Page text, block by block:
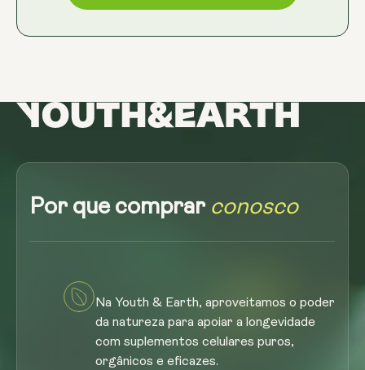
Por que comprar conosco
Na Youth & Earth, aproveitamos o poder
da natureza para apoiar a longevidade
com suplementos celulares puros,
orgânicos e eficazes.